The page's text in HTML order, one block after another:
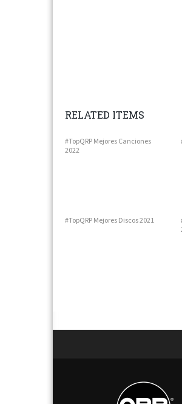
RELATED ITEMS
#TopQRP Mejores Canciones
2022
#TopQRP Mejores Discos 2021